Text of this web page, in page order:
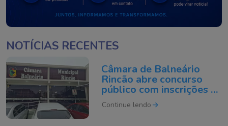
NOTÍCIAS RECENTES
Câmara de Balneário
Rincão abre concurso
público com inscrições a
partir de agosto
Continue lendo